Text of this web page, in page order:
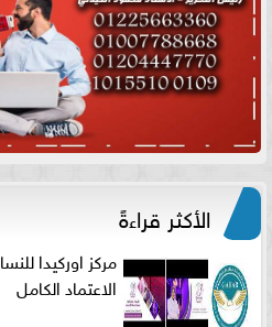
الأكثر قراءةً
مركز اوركيدا
الاعتماد الكامل